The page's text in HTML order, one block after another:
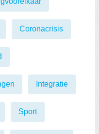
Coronacrisis
Integratie
Sport